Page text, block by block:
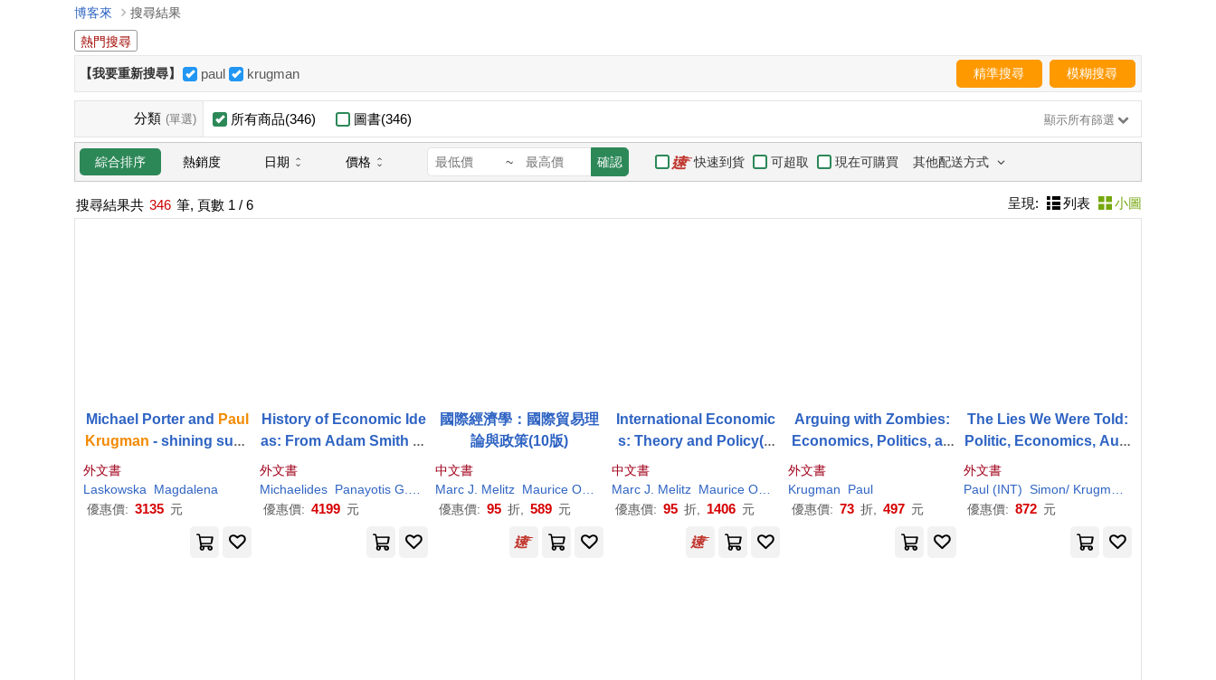
博客來
搜尋結果
熱門搜尋
【我要重新搜尋】 paul krugman 精準搜尋 模糊搜尋
分類 (單選) 所有商品(346) 圖書(346) 顯示所有篩選
綜合排序 熱銷度 日期 價格 ~ 確認 快速到貨 可超取 現在可購買 其他配送方式
搜尋結果共 346 筆, 頁數 1 / 6 呈現: 列表 小圖
Michael Porter and Paul
Krugman - shining supe
外文書
Laskowska
Magdalena
優惠價: 3135 元
History of Economic Ide
as: From Adam Smith to
Paul
外文書
Michaelides Panayotis G. Papadakis
Theodoulos Eleftherios
優惠價: 4199 元
國際經濟學：國際貿易理
論與政策(10版)
中文書
Marc J. Melitz Maurice Obstfeld Paul R.Krugman 何祖平 方誠 李政德 林柏生
優惠價: 95 折, 589 元
International Economic
s: Theory and Policy(G
中文書
Marc J. Melitz Maurice Obstfeld PaulR.Krugman
優惠價: 95 折, 1406 元
Arguing with Zombies:
Economics, Politics, an
d the Fight for a Better F
uture
外文書
Krugman
Paul
優惠價: 73 折, 497 元
The Lies We Were Told:
Politic, Economics, Aust
erity and Brexit
外文書
Paul (INT) Simon/ Krugman
優惠價: 872 元